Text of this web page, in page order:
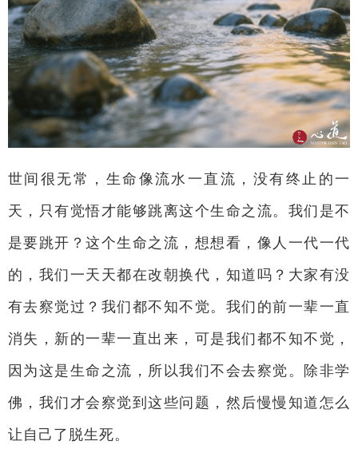
世间很无常，生命像流水一直流，没有终止的一
天，只有觉悟才能够跳离这个生命之流。我们是不
是要跳开？这个生命之流，想想看，像人一代一代
的，我们一天天都在改朝换代，知道吗？大家有没
有去察觉过？我们都不知不觉。我们的前一辈一直
消失，新的一辈一直出来，可是我们都不知不觉，
因为这是生命之流，所以我们不会去察觉。除非学
佛，我们才会察觉到这些问题，然后慢慢知道怎么
让自己了脱生死。